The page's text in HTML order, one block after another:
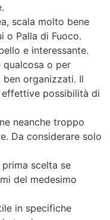
scala molto bene
o Palla di Fuoco.
e interessante.
qualcosa o per
organizzati. Il
possibilità di
neanche troppo
Da considerare solo
scelta se
del medesimo
in specifiche